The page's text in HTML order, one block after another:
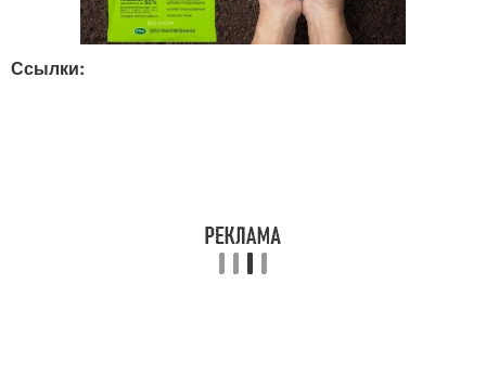
Ссылки: